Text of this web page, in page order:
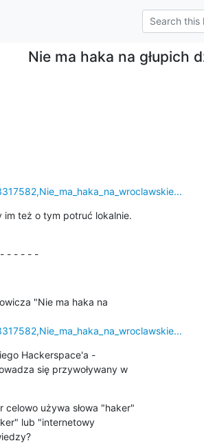
Nie ma haka na głupich
im też o tym potruć lokalnie.
- - - - -
"Nie ma haka na
Hackerspace'a -
się przywoływany w
używa słowa "haker"
lub "internetowy